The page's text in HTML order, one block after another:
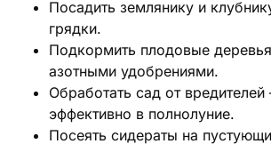
Посадить землянику и
грядки.
Подкормить плодовые
азотными удобрениями.
Обработать сад от вредителей
эффективно в полнолуние.
Посеять сидераты на